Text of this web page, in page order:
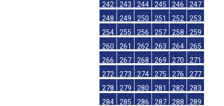
242
243 244 245 246
247
248
249 250 251 252
253
254
255 256 257 258
259
260
261 262 263 264
265
266
267 268 269 270
271
272
273 274 275 276
277
278
279 280 281 282
283
284
285 286 287 288
289